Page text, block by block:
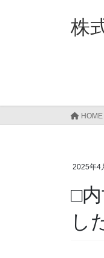
キ
ッ
に
移
株
HOME
2025年4
□
し